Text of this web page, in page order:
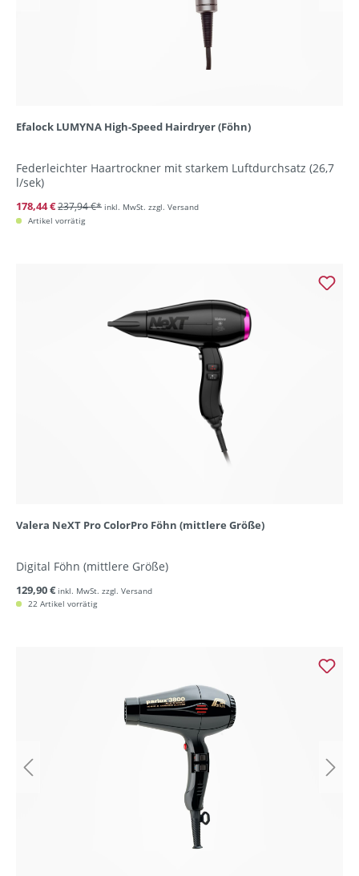
Efalock LUMYNA High-Speed Hairdryer (Föhn)
Federleichter Haartrockner mit starkem Luftdurchsatz (26,7
l/sek)
178,44 €237,94 €* inkl. MwSt. zzgl. Versand
Artikel vorrätig
Valera NeXT Pro ColorPro Föhn (mittlere Größe)
Digital Föhn (mittlere Größe)
129,90 € inkl. MwSt. zzgl. Versand
22 Artikel vorrätig